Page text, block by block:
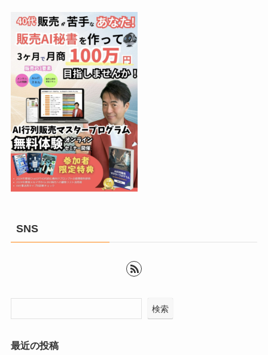
SNS
検索
最近の投稿